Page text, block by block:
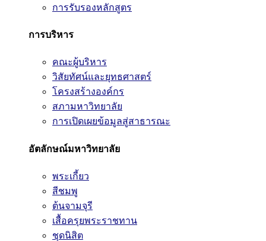
การรับรองหลักสูตร
การบริหาร
คณะผู้บริหาร
วิสัยทัศน์และยุทธศาสตร์
โครงสร้างองค์กร
สภามหาวิทยาลัย
การเปิดเผยข้อมูลสู่สาธารณะ
อัตลักษณ์มหาวิทยาลัย
พระเกี้ยว
สีชมพู
ต้นจามจุรี
เสื้อครุยพระราชทาน
ชุดนิสิต